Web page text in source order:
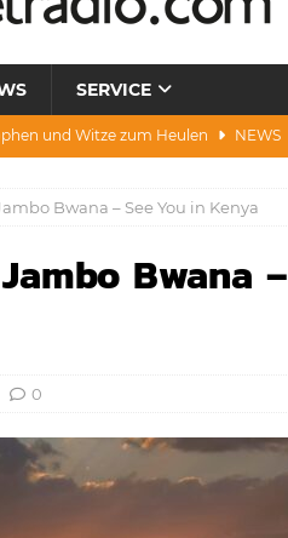
SERVICE
und Witze zum Heulen NEWS
Protest & Warnung NEWS
Brände, Baustellen
Bwana – See You in Kenya
Bwana –
0